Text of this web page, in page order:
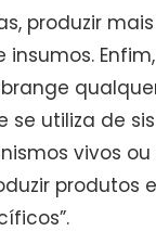
produzir
se utiliza de
vivos
produtos